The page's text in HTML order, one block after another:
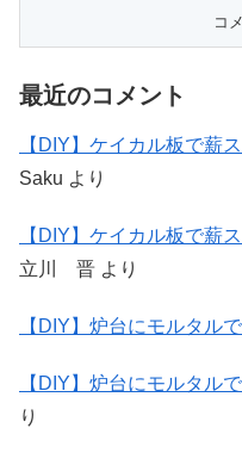
最近のコメント
【DIY】ケイカル板で薪
Saku より
【DIY】ケイカル板で薪
立川 晋 より
【DIY】炉台にモルタル
【DIY】炉台にモルタル
り